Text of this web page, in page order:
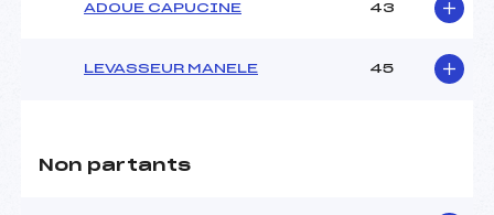
ADOUE CAPUCINE 43
LEVASSEUR MANELE 45
Non partants